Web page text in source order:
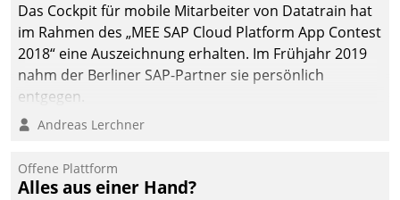
Das Cockpit für mobile Mitarbeiter von Datatrain hat
im Rahmen des „MEE SAP Cloud Platform App Contest
2018“ eine Auszeichnung erhalten. Im Frühjahr 2019
nahm der Berliner SAP-Partner sie persönlich
entgegen.
Andreas Lerchner
Offene Plattform
Alles aus einer Hand?